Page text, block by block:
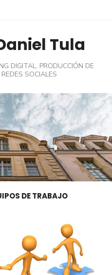
Tula
DIGITAL, PRODUCCIÓN DE
SOCIALES
DE TRABAJO